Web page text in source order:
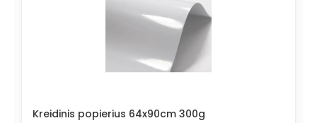
Kreidinis popierius 64x90cm 300g